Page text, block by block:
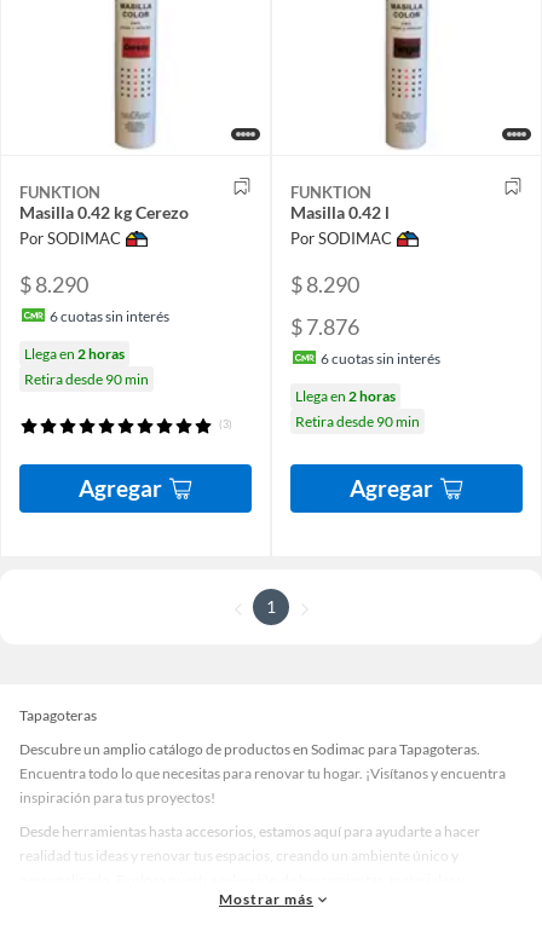
FUNKTION
Masilla 0.42 kg Cerezo
Por SODIMAC
$ 8.290
6cuotas sin interés
Llega en 2 horas
Retira desde 90 min
(3)
Agregar
FUNKTION
Masilla 0.42 l
Por SODIMAC
$ 8.290
$ 7.876
6cuotas sin interés
Llega en 2 horas
Retira desde 90 min
Agregar
1
Tapagoteras
Descubre un amplio catálogo de productos en Sodimac para Tapagoteras.
Encuentra todo lo que necesitas para renovar tu hogar. ¡Visítanos y encuentra
inspiración para tus proyectos!
Desde herramientas hasta accesorios, estamos aquí para ayudarte a hacer
realidad tus ideas y renovar tus espacios, creando un ambiente único y
accesorios de calidad que te ayudarán a crear un espacio más tú.
Mostrar más